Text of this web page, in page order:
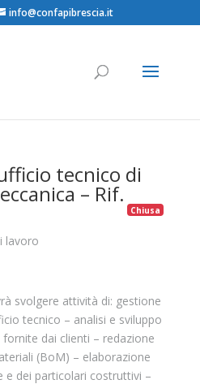
info@confapibrescia.it
tecnico di
– Rif.
Chiusa
lavoro
svolgere attività di: gestione
tecnico – analisi e sviluppo
dai clienti – redazione
(BoM) – elaborazione
e dei particolari costruttivi –